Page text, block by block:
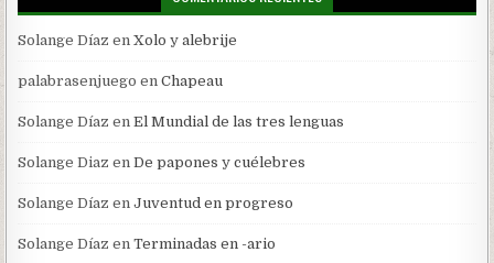
Solange Díaz enXolo y alebrije
palabrasenjuego enChapeau
Solange Díaz enEl Mundial de las tres lenguas
Solange Diaz enDe papones y cuélebres
Solange Díaz enJuventud en progreso
Solange Díaz enTerminadas en -ario